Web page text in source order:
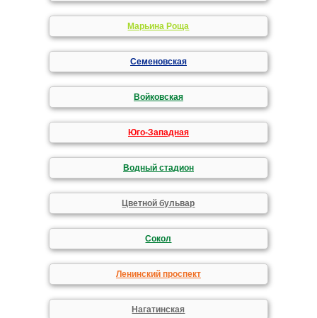
Марьина Роща
Семеновская
Войковская
Юго-Западная
Водный стадион
Цветной бульвар
Сокол
Ленинский проспект
Нагатинская